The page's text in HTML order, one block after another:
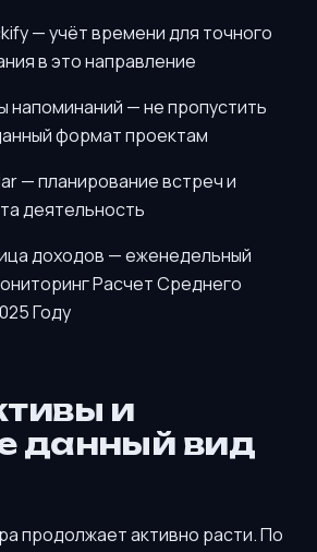
— учёт времени для точного
в это направление
напоминаний — не пропустить
формат проектам
— планирование встреч и
деятельность
доходов — еженедельный
Расчет Среднего
Году
и
данный вид
продолжает активно расти. По